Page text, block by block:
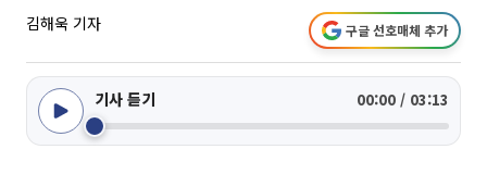
김해욱 기자 구글 선호매체 추가
기사 듣기 00:00 / 03:13